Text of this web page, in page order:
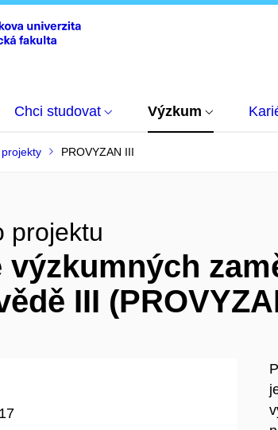
Chci studovat Výzkum
PROVYZAN III
projektu
výzkumných
III